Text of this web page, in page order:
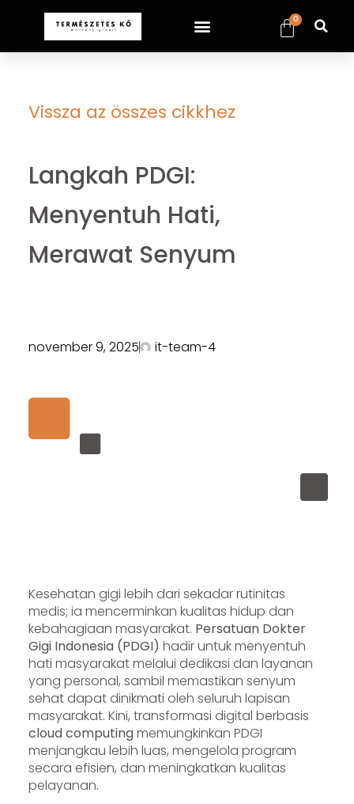
0
Vissza az összes cikkhez
Langkah PDGI:
Menyentuh Hati,
Merawat Senyum
november 9, 2025 it-team-4
Kesehatan gigi lebih dari sekadar rutinitas
medis; ia mencerminkan kualitas hidup dan
kebahagiaan masyarakat. Persatuan Dokter
Gigi Indonesia (PDGI) hadir untuk menyentuh
hati masyarakat melalui dedikasi dan layanan
yang personal, sambil memastikan senyum
sehat dapat dinikmati oleh seluruh lapisan
masyarakat. Kini, transformasi digital berbasis
cloud computingmemungkinkan PDGI
menjangkau lebih luas, mengelola program
secara efisien, dan meningkatkan kualitas
pelayanan.